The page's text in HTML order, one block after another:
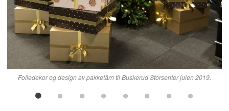
Foliedekor og design av pakketårn til Buskerud Storsenter julen 2019.